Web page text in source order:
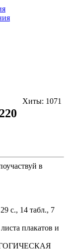
Хиты: 1071
в
с., 14 табл., 7
плакатов и